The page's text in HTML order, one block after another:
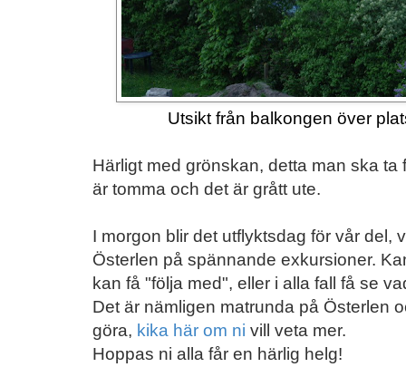
Utsikt från balkongen över
Härligt med grönskan, detta man ska
är tomma och det är grått ute.
I morgon blir det utflyktsdag för vår del,
Österlen på spännande exkursioner.
kan få "följa med", eller i alla fall få se
Det är nämligen matrunda på Österlen
göra, kika här om ni vill veta mer.
Hoppas ni alla får en härlig helg!